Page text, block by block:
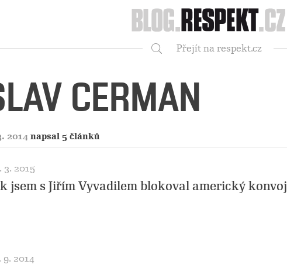
Respekt
Přejít na respekt.cz
CERMAN
2014 napsal 5 článků
3. 2015
jsem s Jiřím Vyvadilem blokoval americký konvoj
9. 2014